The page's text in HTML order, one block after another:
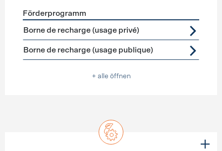
Förderprogramme Ladeinfrastruktur
Förderprogramm
Borne de recharge (usage privé)
Borne de recharge (usage publique)
+ alle öffnen